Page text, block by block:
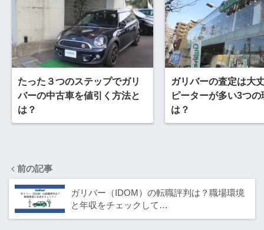
たった３つのステップでガリ
バーの中古車を値引く方法と
は？
ガリバーの査定は大
ピーターが多い3つの
は？
前の記事
ガリバー（IDOM）の転職評判は？職場環境
と年収をチェックして…